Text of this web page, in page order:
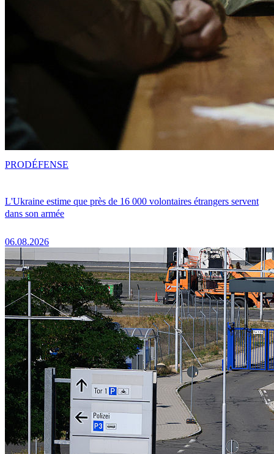
L'Ukraine estime que près de 16 000 volontaires étrangers servent
dans son armée
06.08.2026
PRODÉFENSE